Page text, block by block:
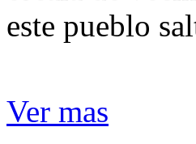
este pueblo
Ver mas